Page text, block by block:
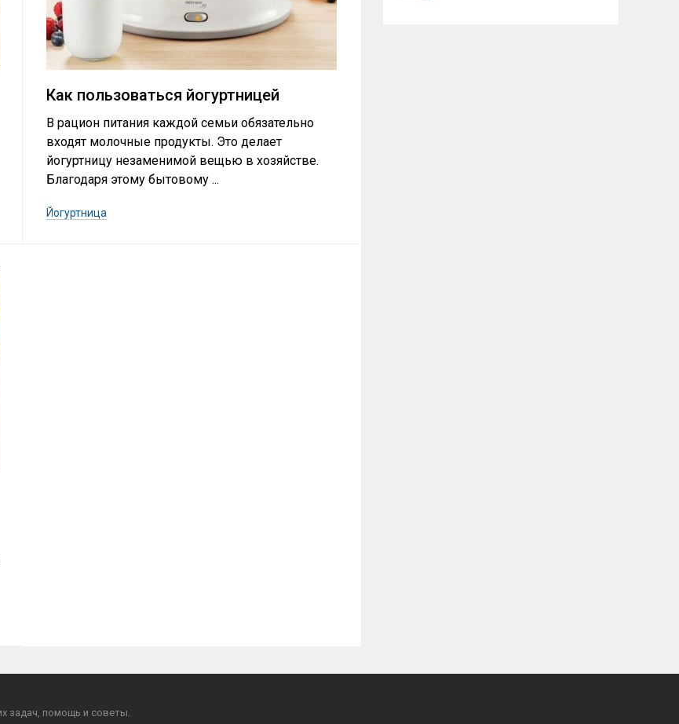
Как пользоваться йогуртницей
В рацион питания каждой семьи обязательно
входят молочные продукты. Это делает
йогуртницу незаменимой вещью в хозяйстве.
Благодаря этому бытовому ...
Йогуртница
задач, помощь и советы.